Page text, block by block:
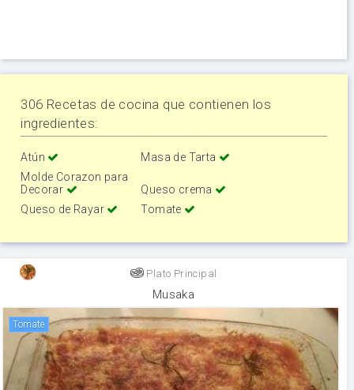
306 Recetas de cocina que contienen los
ingredientes:
Atún
Masa de Tarta
Molde Corazon para
Decorar
Queso crema
Queso de Rayar
Tomate
Plato Principal
Musaka
tomate